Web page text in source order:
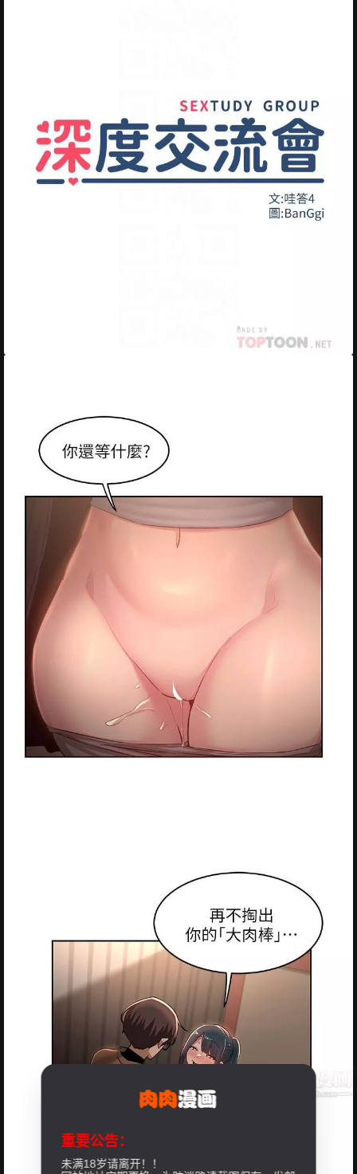
重要公告：
未满18岁请离开！！